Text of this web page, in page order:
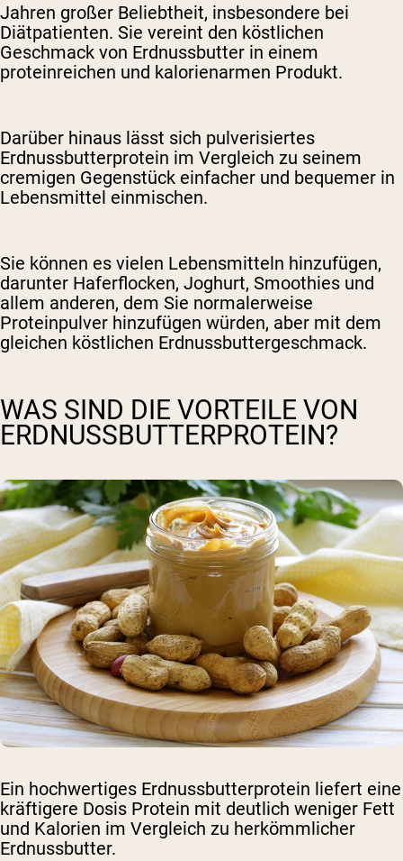
Jahren großer Beliebtheit, insbesondere bei
Diätpatienten. Sie vereint den köstlichen
Geschmack von Erdnussbutter in einem
proteinreichen und kalorienarmen Produkt.
Darüber hinaus lässt sich pulverisiertes
Erdnussbutterprotein im Vergleich zu seinem
cremigen Gegenstück einfacher und bequemer in
Lebensmittel einmischen.
Sie können es vielen Lebensmitteln hinzufügen,
darunter Haferflocken, Joghurt, Smoothies und
allem anderen, dem Sie normalerweise
Proteinpulver hinzufügen würden, aber mit dem
gleichen köstlichen Erdnussbuttergeschmack.
WAS SIND DIE VORTEILE VON
ERDNUSSBUTTERPROTEIN?
Ein hochwertiges Erdnussbutterprotein liefert eine
kräftigere Dosis Protein mit deutlich weniger Fett
und Kalorien im Vergleich zu herkömmlicher
Erdnussbutter.